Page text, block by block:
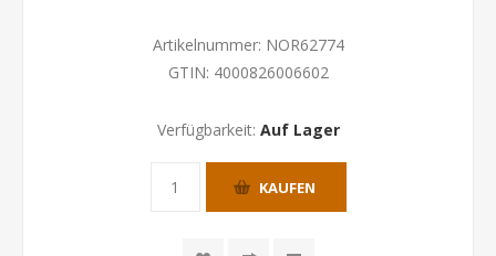
Artikelnummer: NOR62774
GTIN: 4000826006602
Verfügbarkeit: Auf Lager
KAUFEN